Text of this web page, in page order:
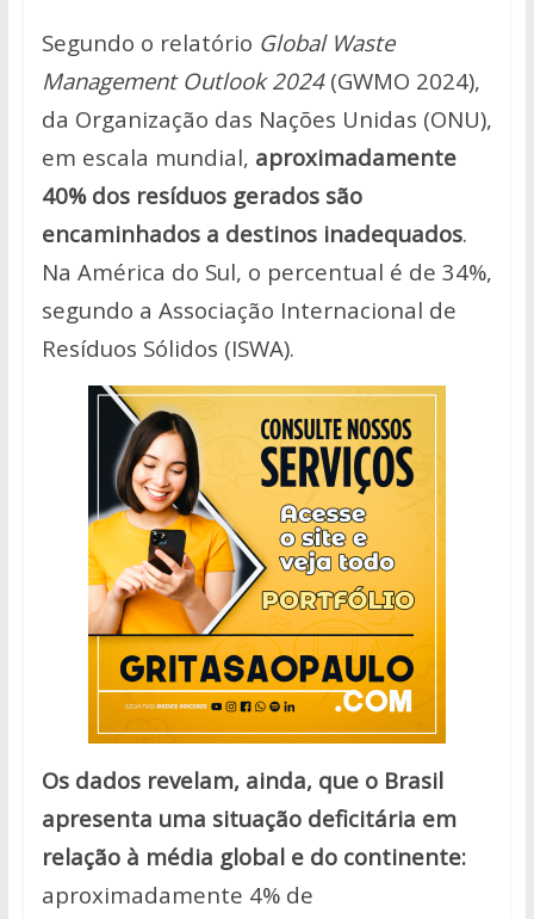
p k k
Segundo o relatório Global Waste
Management Outlook 2024(GWMO 2024),
da Organização das Nações Unidas (ONU),
em escala mundial, aproximadamente
40% dos resíduos gerados são
encaminhados a destinos inadequados.
Na América do Sul, o percentual é de 34%,
segundo a Associação Internacional de
Resíduos Sólidos (ISWA).
Os dados revelam, ainda, que o Brasil
apresenta uma situação deficitária em
relação à média global e do continente:
aproximadamente 4% de